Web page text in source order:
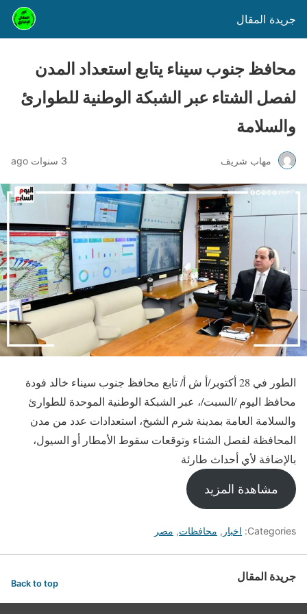
جريدة المقال
محافظ جنوب سيناء يتابع استعداد المدن
لفصل الشتاء عبر الشبكة الوطنية للطوارئ
والسلامة
مهاب شريف 3 سنوات ago
الطور في 28 أكتوبر/أ ش أ/ تابع محافظ جنوب سيناء خالد فودة
محافظ اليوم /السبت/، عبر الشبكة الوطنية الموحدة للطوارئ
والسلامة العامة بمدينة شرم الشيخ، استعدادات عدد من مدن
المحافظة لفصل الشتاء وتوقعات سقوط الأمطار أو السيول،
بالإضافة لأي أحداث طارئة
مشاهدة المزيد
Categories: اخبار , محافظات, مصر
جريدة المقال Back to top